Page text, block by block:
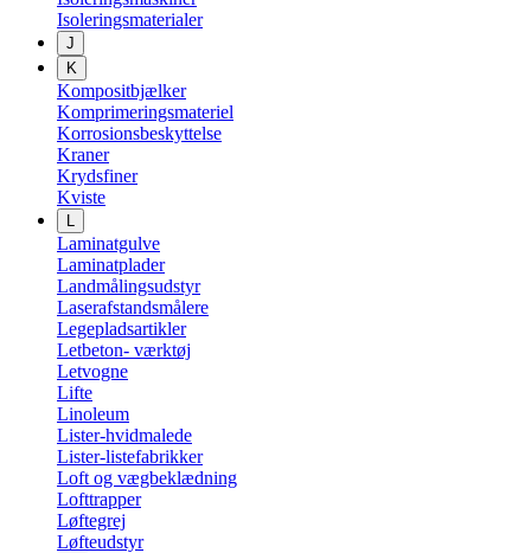
Isoleringsmaterialer
J
K
Kompositbjælker
Komprimeringsmateriel
Korrosionsbeskyttelse
Kraner
Krydsfiner
Kviste
L
Laminatgulve
Laminatplader
Landmålingsudstyr
Laserafstandsmålere
Legepladsartikler
Letbeton- værktøj
Letvogne
Lifte
Linoleum
Lister-hvidmalede
Lister-listefabrikker
Loft og vægbeklædning
Lofttrapper
Løftegrej
Løfteudstyr